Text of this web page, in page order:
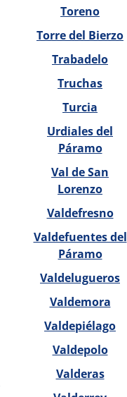
Toreno
Torre del Bierzo
Trabadelo
Truchas
Turcia
Urdiales del
Páramo
Val de San
Lorenzo
Valdefresno
Valdefuentes del
Páramo
Valdelugueros
Valdemora
Valdepiélago
Valdepolo
Valderas